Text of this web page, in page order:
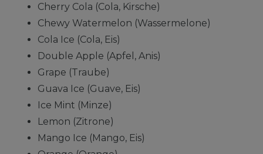
Cherry Cola (Cola, Kirsche)
Chewy Watermelon (Wassermelone)
Cola Ice (Cola, Eis)
Double Apple (Apfel, Anis)
Grape (Traube)
Guava Ice (Guave, Eis)
Ice Mint (Minze)
Lemon (Zitrone)
Mango Ice (Mango, Eis)